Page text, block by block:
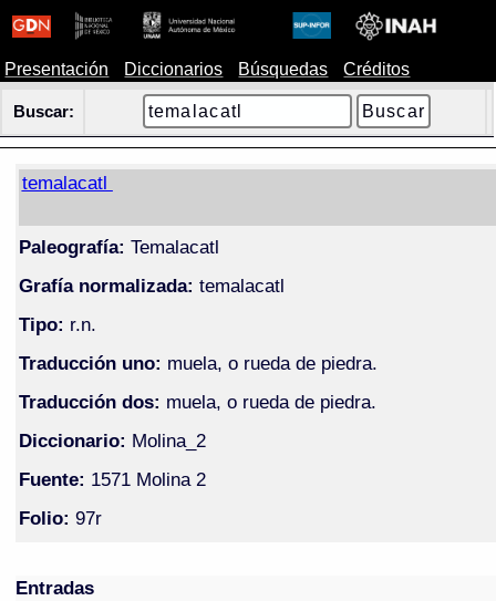
Presentación Diccionarios Búsquedas Créditos
Buscar:
temalacatl
Paleografía: Temalacatl
Grafía normalizada: temalacatl
Tipo: r.n.
Traducción uno: muela, o rueda de piedra.
Traducción dos: muela, o rueda de piedra.
Diccionario: Molina_2
Fuente: 1571 Molina 2
Folio: 97r
Entradas